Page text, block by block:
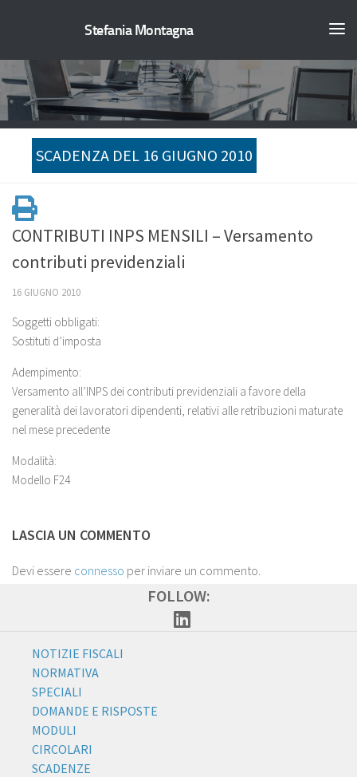
Stefania Montagna
SCADENZA DEL 16 GIUGNO 2010
CONTRIBUTI INPS MENSILI – Versamento
contributi previdenziali
16 GIUGNO 2010
Soggetti obbligati:
Sostituti d’imposta
Adempimento:
Versamento all’INPS dei contributi previdenziali a favore della
generalità dei lavoratori dipendenti, relativi alle retribuzioni maturate
nel mese precedente
Modalità:
Modello F24
LASCIA UN COMMENTO
Devi essere connesso per inviare un commento.
FOLLOW:
NOTIZIE FISCALI
NORMATIVA
SPECIALI
DOMANDE E RISPOSTE
MODULI
CIRCOLARI
SCADENZE